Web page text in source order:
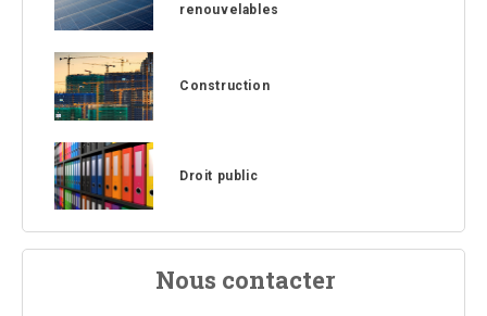
renouvelables
Construction
Droit public
Nous contacter